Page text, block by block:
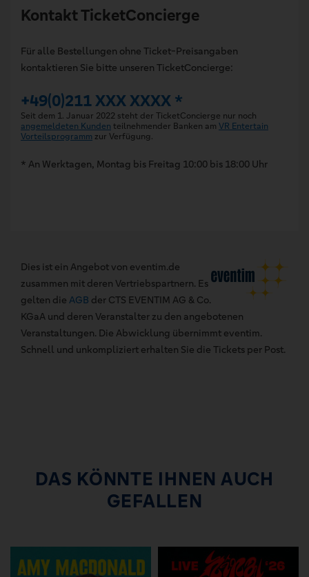
Kontakt TicketConcierge
Für alle Bestellungen ohne Ticket-Preisangaben
kontaktieren Sie bitte unseren TicketConcierge:
+49(0)211 XXX XXXX *
Seit dem 1. Januar 2022 steht der TicketConcierge nur noch
angemeldeten Kunden teilnehmender Banken am VR Entertain
Vorteilsprogramm zur Verfügung.
* An Werktagen, Montag bis Freitag 10:00 bis 18:00 Uhr
Dies ist ein Angebot von eventim.de
zusammen mit deren Vertriebspartnern. Es
gelten die AGB der CTS EVENTIM AG & Co.
KGaA und deren Veranstalter zu den angebotenen
Veranstaltungen. Die Abwicklung übernimmt eventim.
Schnell und unkompliziert erhalten Sie die Tickets per Post.
DAS KÖNNTE IHNEN AUCH
GEFALLEN